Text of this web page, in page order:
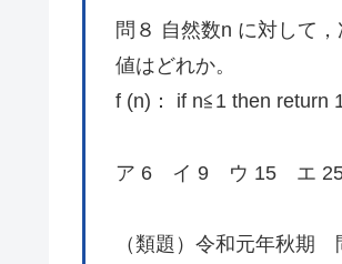
問８ 自然数n に対して
値はどれか。
f (n)： if n≦1 then return
ア 6 イ 9 ウ 15 エ
（類題）令和元年秋期